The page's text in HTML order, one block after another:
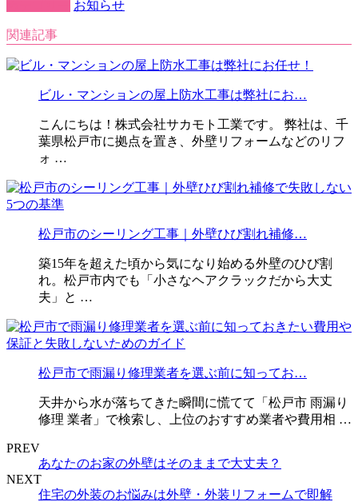
お知らせ
関連記事
ビル・マンションの屋上防水工事は弊社にお…
こんにちは！株式会社サカモト工業です。 弊社は、千
葉県松戸市に拠点を置き、外壁リフォームなどのリフ
ォ …
松戸市のシーリング工事｜外壁ひび割れ補修…
築15年を超えた頃から気になり始める外壁のひび割
れ。松戸市内でも「小さなヘアクラックだから大丈
夫」と …
松戸市で雨漏り修理業者を選ぶ前に知ってお…
天井から水が落ちてきた瞬間に慌てて「松戸市 雨漏り
修理 業者」で検索し、上位のおすすめ業者や費用相 …
PREV
あなたのお家の外壁はそのままで大丈夫？
NEXT
住宅の外装のお悩みは外壁・外装リフォームで即解